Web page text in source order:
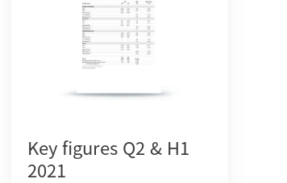
헨켈 150주년
150년에 걸친 개척 정신은 ‘의미 있는 진
변화를 기회로 전환하며, 혁신·지속가능
성·책임을 바탕으로 더 나은 미래를 함께
Key figures Q2 & H1
2021